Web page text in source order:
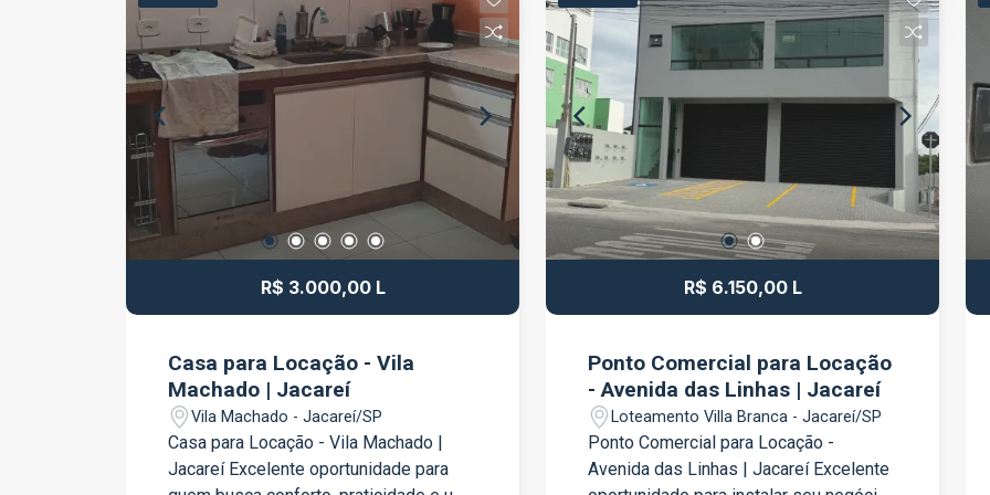
este incrível apartamento no Signature
Royal Park.
essenciais. Ideal para quem deseja
morar com qualidade de vida ou fazer
um excelente investimento! Entre em
contato para mais informações e
agende sua visita. Venha conhecer de
perto e se encantar com o seu novo lar!
Entre em contato para mais
informações e agende uma visita.
R$ 3.000,00 L
Casa para Locação - Vila
Machado | Jacareí
Vila Machado - Jacareí/SP
Casa para Locação - Vila Machado |
Jacareí Excelente oportunidade para
R$ 6.150,00 L
Ponto Comercial para Locação
- Avenida das Linhas | Jacareí
Loteamento Villa Branca - Jacareí/SP
Ponto Comercial para Locação -
Avenida das Linhas | Jacareí Excelente